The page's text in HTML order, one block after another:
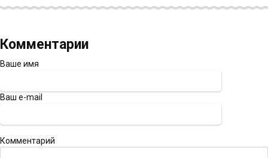
Комментарии
Ваше имя
Ваш e-mail
Комментарий